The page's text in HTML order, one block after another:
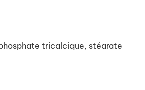
tricalcique, stéarate